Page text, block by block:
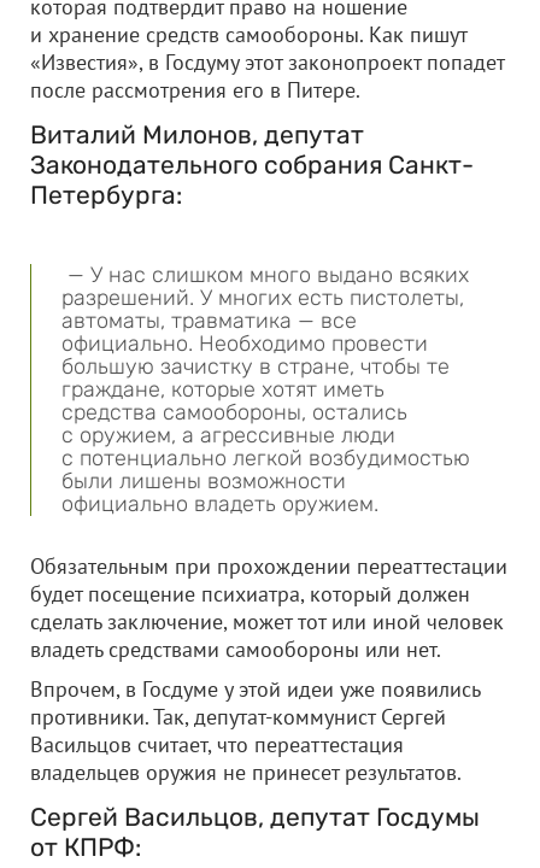
которая подтвердит право на ношение
и хранение средств самообороны. Как пишут
«Известия», в Госдуму этот законопроект попадет
после рассмотрения его в Питере.
Виталий Милонов, депутат
Законодательного собрания Санкт-
Петербурга:
— У нас слишком много выдано всяких
разрешений. У многих есть пистолеты,
автоматы, травматика — все
официально. Необходимо провести
большую зачистку в стране, чтобы те
граждане, которые хотят иметь
средства самообороны, остались
с оружием, а агрессивные люди
с потенциально легкой возбудимостью
были лишены возможности
официально владеть оружием.
Обязательным при прохождении переаттестации
будет посещение психиатра, который должен
сделать заключение, может тот или иной человек
владеть средствами самообороны или нет.
Впрочем, в Госдуме у этой идеи уже появились
противники. Так, депутат-коммунист Сергей
Васильцов считает, что переаттестация
владельцев оружия не принесет результатов.
Сергей Васильцов, депутат Госдумы
от КПРФ: